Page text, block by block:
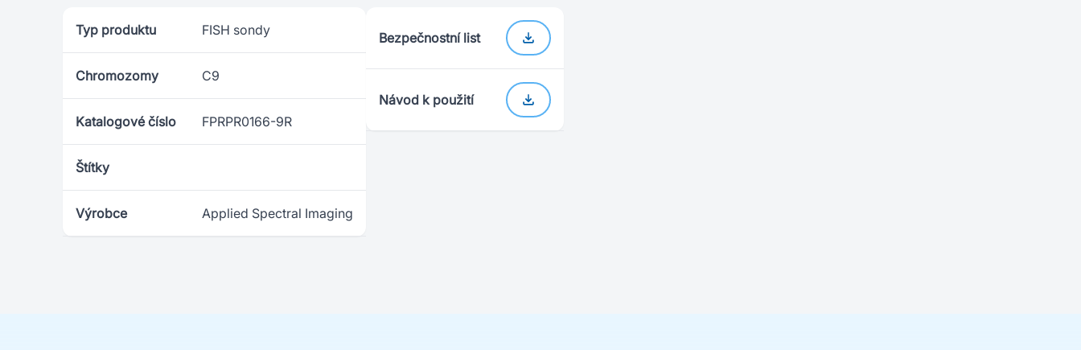
Typ produktu FISH sondy
Chromozomy C9
Katalogové číslo FPRPR0166-9R
Štítky
Výrobce Applied Spectral Imaging
Bezpečnostní list
Návod k použití